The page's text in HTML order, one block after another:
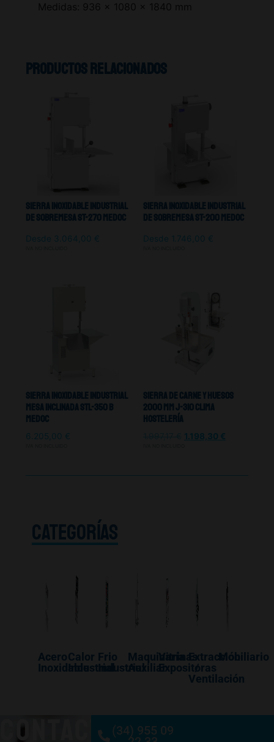
Medidas: 936 x 1080 x 1840 mm
Productos relacionados
Sierra Inoxidable Industrial
De Sobremesa ST-270 Medoc
Desde 3.064,00 €
Sierra Inoxidable Industrial
De Sobremesa ST-200 Medoc
Desde 1.746,00 €
Sierra Inoxidable Industrial
Mesa Inclinada STL-350 B
Medoc
6.205,00 €
Sierra De Carne y Huesos
2000 MM J-310 Clima
Hostelería
1.198,30 €
CATEGORÍAS
Acero
Inoxidable
Calor
Industrial
Frio
Industrial
Maquinaría
Auxiliar
Vitrinas
Expositoras
Extracción
/
Ventilación
Mobiliario
CONTACTO(34) 955 09